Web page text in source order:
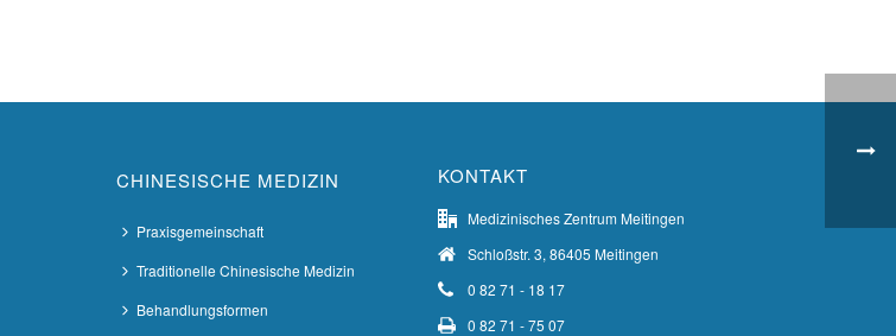
CHINESISCHE MEDIZIN
Praxisgemeinschaft
Traditionelle Chinesische Medizin
Behandlungsformen
KONTAKT
Medizinisches Zentrum Meitingen
Schloßstr. 3, 86405 Meitingen
0 82 71 - 18 17
0 82 71 - 75 07